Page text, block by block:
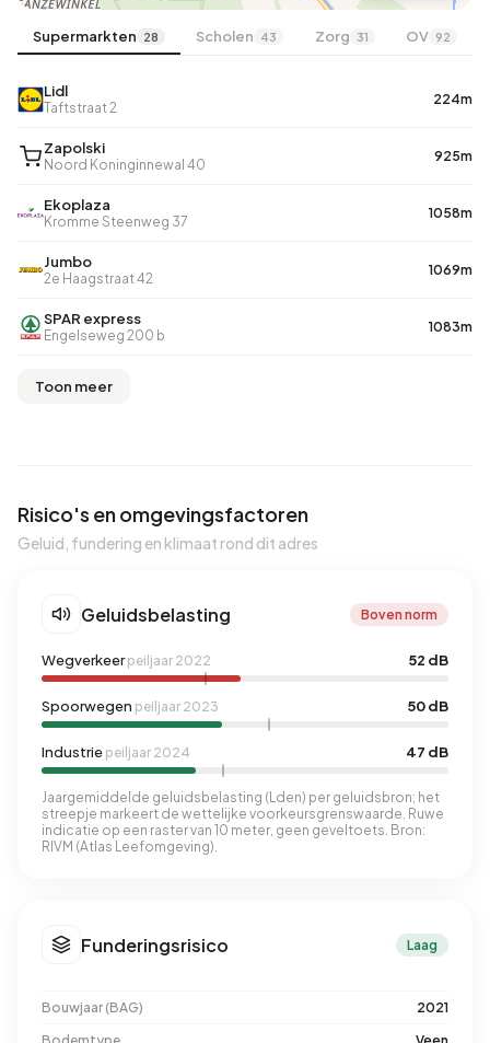
Supermarkten 28 Scholen 43 Zorg 31 OV 92
Lidl
Taftstraat 2
224m
Zapolski
Noord Koninginnewal 40
925m
Ekoplaza
Kromme Steenweg 37
1058m
Jumbo
2e Haagstraat 42
1069m
SPAR express
Engelseweg 200 b
1083m
Toon meer
Risico's en omgevingsfactoren
Geluid, fundering en klimaat rond dit adres
Geluidsbelasting Boven norm
Wegverkeerpeiljaar 2022 52 dB
Spoorwegen peiljaar 2023 50 dB
Industrie peiljaar 2024 47 dB
Jaargemiddelde geluidsbelasting (Lden) per geluidsbron; het
streepje markeert de wettelijke voorkeursgrenswaarde. Ruwe
indicatie op een raster van 10 meter, geen geveltoets. Bron:
RIVM (Atlas Leefomgeving).
Funderingsrisico Laag
Bouwjaar (BAG)
2021